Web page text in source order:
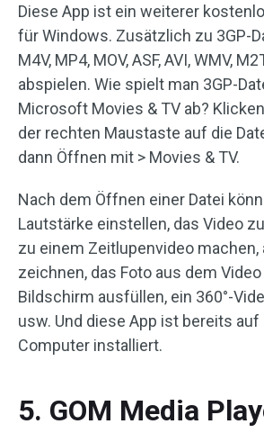
Diese App ist ein weiterer
für Windows. Zusätzlich zu 3GP-
M4V, MP4, MOV, ASF, AVI, WMV,
abspielen. Wie spielt man 3GP-
Microsoft Movies & TV ab?
der rechten Maustaste auf die
dann Öffnen mit > Movies & TV.
Nach dem Öffnen einer Datei
Lautstärke einstellen, das Video
zu einem Zeitlupenvideo machen,
zeichnen, das Foto aus dem
Bildschirm ausfüllen, ein 360°-
usw. Und diese App ist bereits
Computer installiert.
5. GOM Media